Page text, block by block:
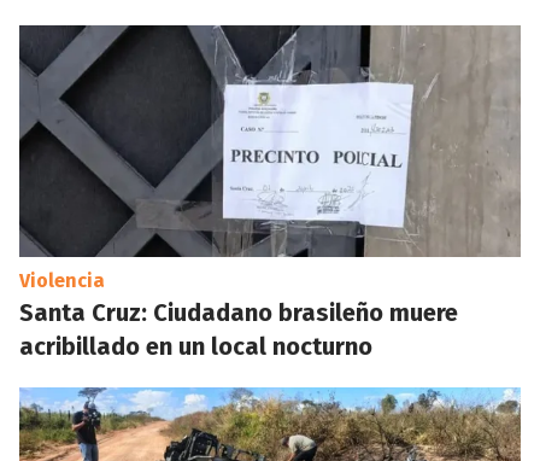
Violencia
Santa Cruz: Ciudadano brasileño muere
acribillado en un local nocturno